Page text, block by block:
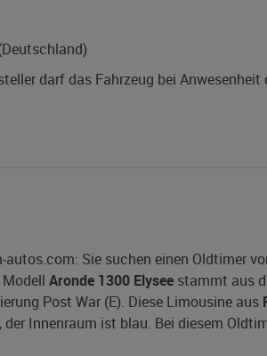
darf das Fahrzeug bei Anwesenheit
Sie suchen einen Oldtimer
Aronde 1300 Elysee stammt aus
Post War (E). Diese Limousine aus
Innenraum ist blau. Bei diesem